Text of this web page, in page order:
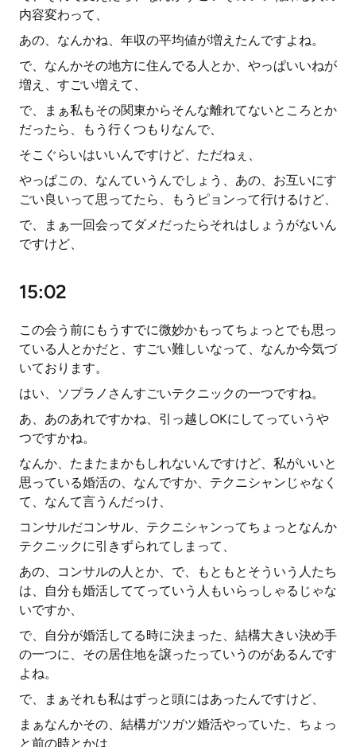
内容変わって、
あの、なんかね、年収の平均値が増えたんですよね。
で、なんかその地方に住んでる人とか、やっぱいいねが
増え、すごい増えて、
で、まぁ私もその関東からそんな離れてないところとか
だったら、もう行くつもりなんで、
そこぐらいはいいんですけど、ただねぇ、
やっぱこの、なんていうんでしょう、あの、お互いにす
ごい良いって思ってたら、もうピョンって行けるけど、
で、まぁ一回会ってダメだったらそれはしょうがないん
ですけど、
15:02
この会う前にもうすでに微妙かもってちょっとでも思っ
ている人とかだと、すごい難しいなって、なんか今気づ
いております。
はい、ソプラノさんすごいテクニックの一つですね。
あ、あのあれですかね、引っ越しOKにしてっていうや
つですかね。
なんか、たまたまかもしれないんですけど、私がいいと
思っている婚活の、なんですか、テクニシャンじゃなく
て、なんて言うんだっけ、
コンサルだコンサル、テクニシャンってちょっとなんか
テクニックに引きずられてしまって、
あの、コンサルの人とか、で、もともとそういう人たち
は、自分も婚活しててっていう人もいらっしゃるじゃな
いですか、
で、自分が婚活してる時に決まった、結構大きい決め手
の一つに、その居住地を譲ったっていうのがあるんです
よね。
で、まぁそれも私はずっと頭にはあったんですけど、
まぁなんかその、結構ガツガツ婚活やっていた、ちょっ
と前の時とかは、